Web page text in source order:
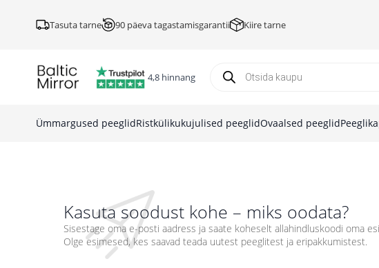
Tasuta tarne 90 päeva tagastamisgarantii Kiire tarne
4,8 hinnang search
Ümmargused peeglidRistkülikukujulised peeglidOvaalsed peeglid
Kasuta soodust kohe – miks oodata?
Sisestage oma e-posti aadress ja saate koheselt allahindluskoodi oma
Olge esimesed, kes saavad teada uutest peeglitest ja eripakkumistest.